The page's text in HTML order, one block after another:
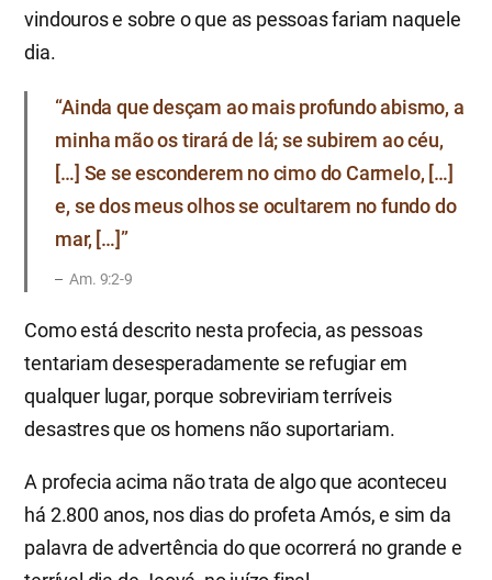
vindouros e sobre o que as pessoas fariam naquele
dia.
“Ainda que desçam ao mais profundo abismo, a
minha mão os tirará de lá; se subirem ao céu,
[…] Se se esconderem no cimo do Carmelo, […]
e, se dos meus olhos se ocultarem no fundo do
mar, […]”
Am. 9:2-9
Como está descrito nesta profecia, as pessoas
tentariam desesperadamente se refugiar em
qualquer lugar, porque sobreviriam terríveis
desastres que os homens não suportariam.
A profecia acima não trata de algo que aconteceu
há 2.800 anos, nos dias do profeta Amós, e sim da
palavra de advertência do que ocorrerá no grande e